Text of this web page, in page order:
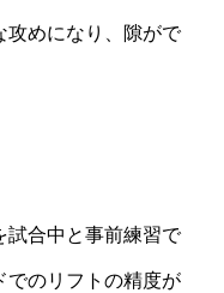
攻めになり、隙がで
試合中と事前練習で
でのリフトの精度が